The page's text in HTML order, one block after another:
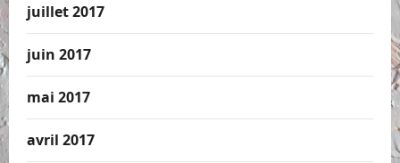
juillet 2017
juin 2017
mai 2017
avril 2017